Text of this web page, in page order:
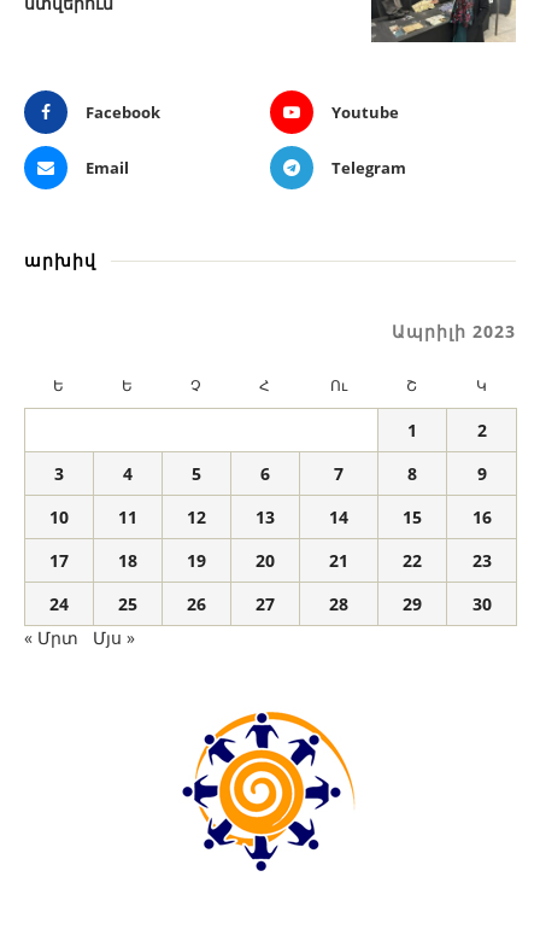
Facebook Youtube
Email Telegram
արխիվ
Ապրիլի 2023
Ե Ե Չ Հ Ու Շ Կ
1
2
3
4 5 6 7 8
9
10
11 12 13 14 15
16
17
18 19 20 21 22
23
24
25 26 27 28 29
30
« Մրտ
Մյս »